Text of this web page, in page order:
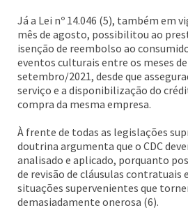
Já a Lei nº 14.046 (5), também em
mês de agosto, possibilitou ao
isenção de reembolso ao
eventos culturais entre os meses
setembro/2021, desde que
serviço e a disponibilização do
compra da mesma empresa.
À frente de todas as legislações
doutrina argumenta que o CDC
analisado e aplicado, porquanto
de revisão de cláusulas contratuais
situações supervenientes que
demasiadamente onerosa (6).